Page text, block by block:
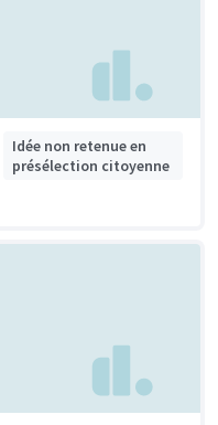
Idée non retenue en
présélection citoyenne